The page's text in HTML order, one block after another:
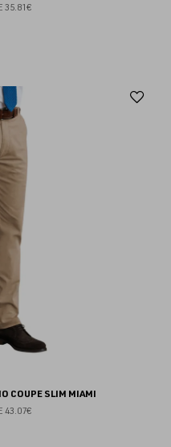
35.81€
COUPE SLIM MIAMI
43.07€